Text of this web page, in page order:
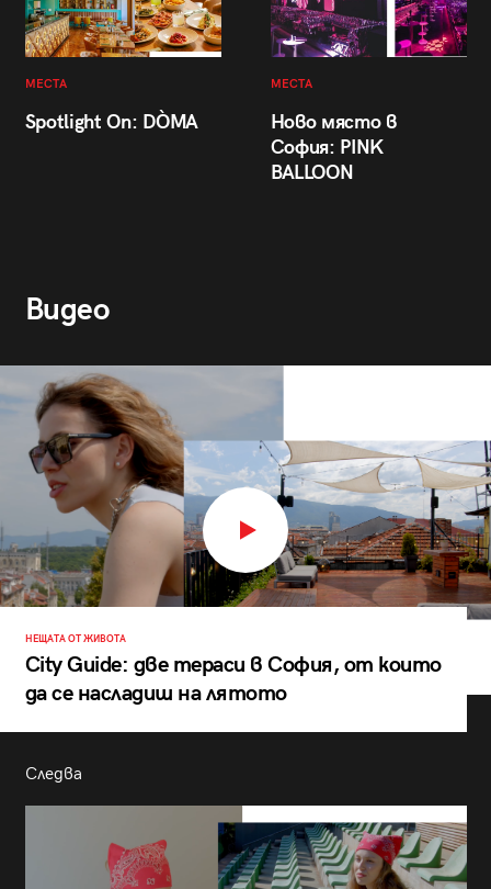
МЕСТА
Spotlight On: DÒMA
МЕСТА
Ново място в
София: PINK
BALLOON
Видео
НЕЩАТА ОТ ЖИВОТА
City Guide: две тераси в София, от които
да се насладиш на лятото
Следва